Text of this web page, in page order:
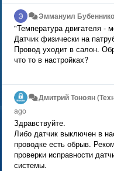
Эммануил
"Температура двигателя -
Датчик физически на
Провод уходит в салон.
что то в настройках?
Дмитрий Тонoян
ago
Здравствуйте.
Либо датчик выключен в
проводке есть обрыв.
проверки исправности
системы.